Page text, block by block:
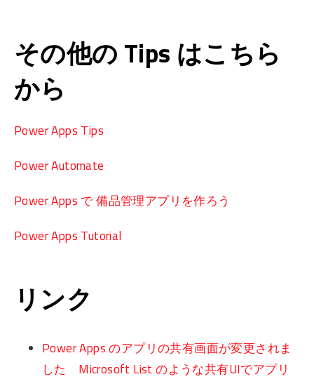
その他の Tips はこちら
から
Power Apps Tips
Power Automate
Power Apps で 備品管理アプリを作ろう
Power Apps Tutorial
リンク
Power Apps のアプリの共有画面が変更されま
した Microsoft List のような共有UIでアプリ